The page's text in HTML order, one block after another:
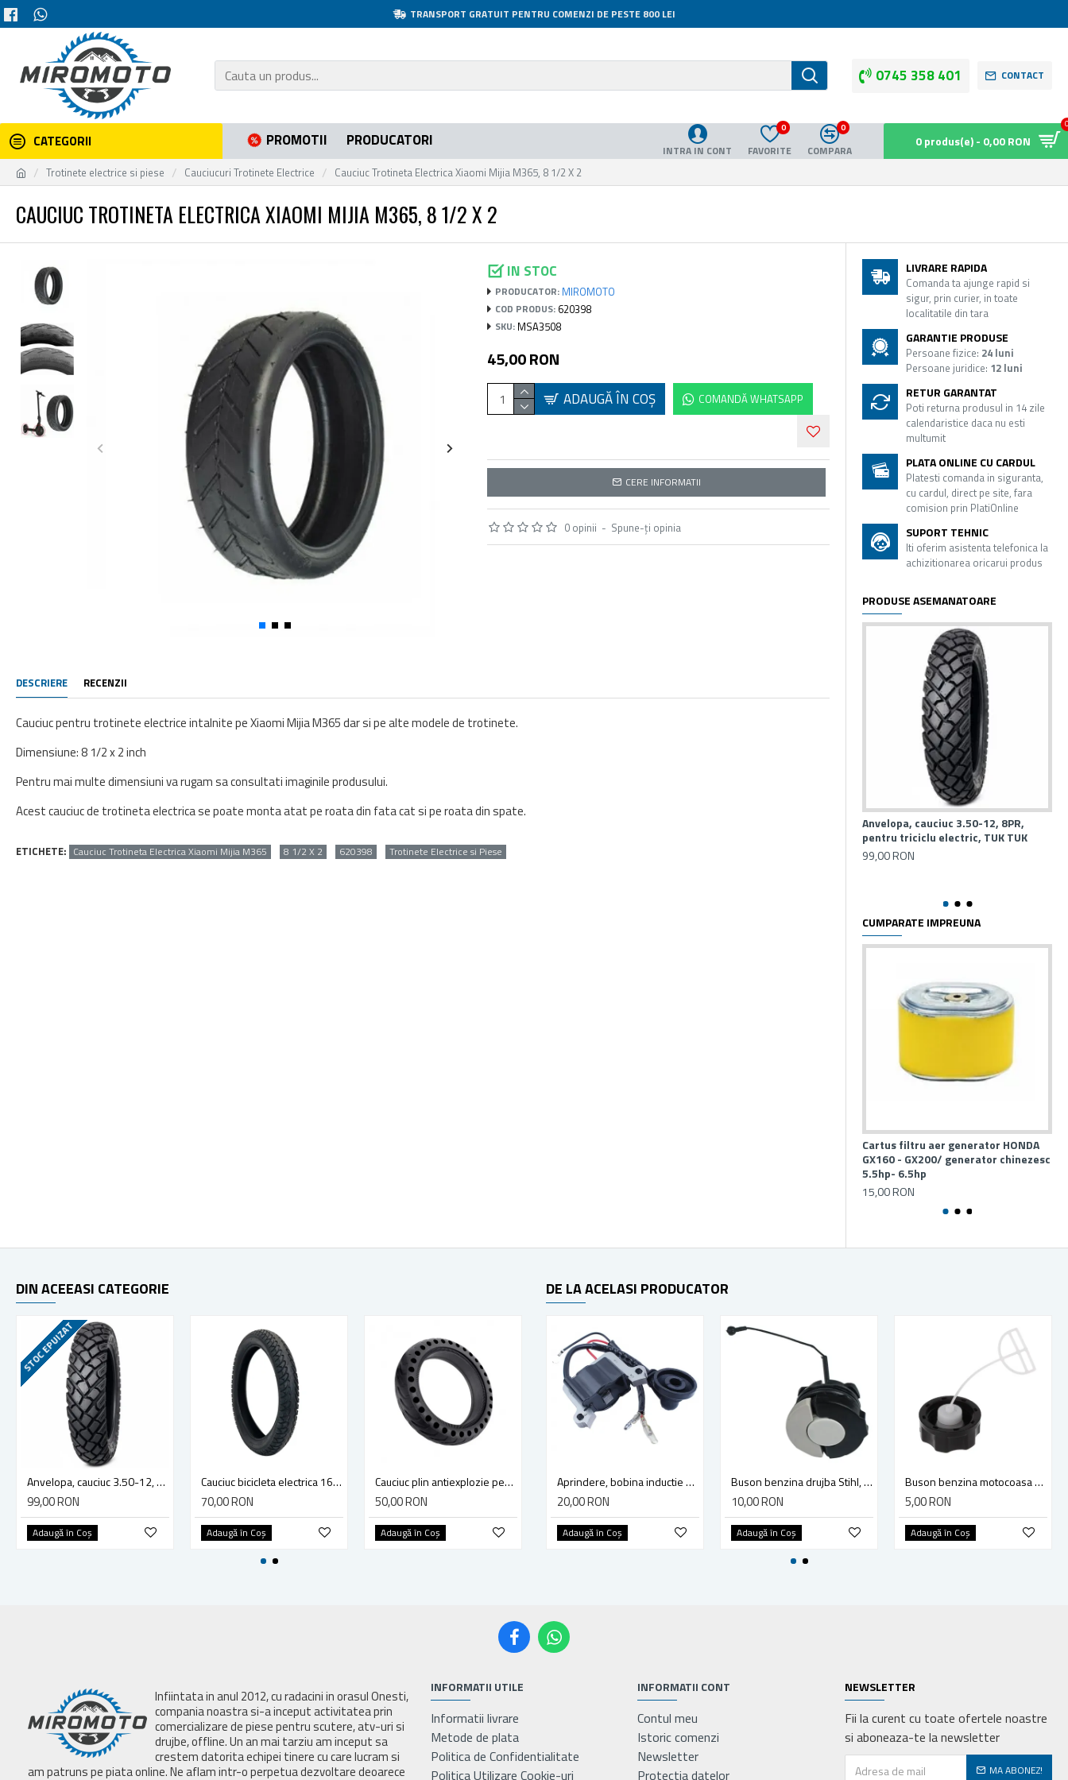
TRANSPORT GRATUIT PENTRU COMENZI DE PESTE 800 LEI
0745 358 401 CONTACT
CATEGORII PROMOTII PRODUCATORI
INTRA IN CONT FAVORITE
0
COMPARA
0
0 produs(e) - 0,00 RON
Trotinete electrice si piese Cauciucuri Trotinete Electrice Cauciuc Trotineta Electrica Xiaomi Mijia M365, 8 1/2 X 2
CAUCIUC TROTINETA ELECTRICA XIAOMI MIJIA M365, 8 1/2 X 2
IN STOC
PRODUCATOR: MIROMOTO
COD PRODUS: 620398
SKU: MSA3508
0 opinii - Spune-ţi opinia
45,00 RON
ADAUGĂ ÎN COŞ COMANDĂ WHATSAPP
CERE INFORMATII
DESCRIERE RECENZII
Cauciuc pentru trotinete electrice intalnite pe Xiaomi Mijia M365 dar si pe alte modele de trotinete.
Dimensiune: 8 1/2 x 2 inch
Pentru mai multe dimensiuni va rugam sa consultati imaginile produsului.
Acest cauciuc de trotineta electrica se poate monta atat pe roata din fata cat si pe roata din spate.
ETICHETE: Cauciuc Trotineta Electrica Xiaomi Mijia M365 8 1/2 X 2 620398 Trotinete Electrice si Piese
LIVRARE RAPIDA
Comanda ta ajunge rapid si
sigur, prin curier, in toate
localitatile din tara
GARANTIE PRODUSE
Persoane fizice: 24 luni
Persoane juridice: 12 luni
RETUR GARANTAT
Poti returna produsul in 14 zile
calendaristice daca nu esti
multumit
PLATA ONLINE CU CARDUL
Platesti comanda in siguranta,
cu cardul, direct pe site, fara
comision prin PlatiOnline
SUPORT TEHNIC
Iti oferim asistenta telefonica la
achizitionarea oricarui produs
PRODUSE ASEMANATOARE
Anvelopa, cauciuc 3.50-12, 8PR,
pentru triciclu electric, TUK TUK
99,00 RON
CUMPARATE IMPREUNA
Cartus filtru aer generator HONDA
GX160 - GX200/ generator chinezesc
5.5hp- 6.5hp
15,00 RON
DIN ACEEASI CATEGORIE
STOC EPUIZAT
Anvelopa, cauciuc 3.50-12, 8PR, pentru triciclu electric, TUK TUK
99,00 RON
Adaugă în Coş
Cauciuc bicicleta electrica 16x2.50, (62-305), Vee Rubber VRB317
70,00 RON
Adaugă în Coş
Cauciuc plin antiexplozie pentru Trotineta Electrica 8.50x2" Xiaomi Mijia M365/ M365 Pro/ 1S / Pro 2/ Mi 3
50,00 RON
Adaugă în Coş
Cauciuc plin antiexplozie pentru trotineta electrica 8.50x2" Xiaomi Mijia M365/ M365 Pro/ 1S / Pro 2/ Mi 3 (Model 2)
39,00 RON
Adaugă în Coş
STOC EPUIZAT
Cauciuc plin antiexplozie pentru Trotineta Electrica 8.5x2-6.1 (230 x 50) Xiaomi M365 Pro Pro2 Mi3 1s - Model Tricolor
55,00 RON
Adaugă în Coş
DE LA ACELASI PRODUCATOR
Aprindere, bobina inductie motocoasa chinezeasca TL43 TL 52, Ruris Dac 210, Dac 310
20,00 RON
Adaugă în Coş
Buson benzina drujba Stihl, model cu clapeta
10,00 RON
Adaugă în Coş
Buson benzina motocoasa TL43/52
5,00 RON
Adaugă în Coş
Infiintata in anul 2012, cu radacini in orasul Onesti,
compania noastra si-a inceput activitatea prin
comercializare de piese pentru scutere, atv-uri si
drujbe, offline. Un an mai tarziu am inceput sa
crestem datorita echipei tinere cu care lucram si
am patruns pe piata online. Ne aflam intr-o perpetua dezvoltare deoarece
INFORMATII UTILE
Informatii livrare
Metode de plata
Politica de Confidentialitate
Politica Utilizare Cookie-uri
INFORMATII CONT
Contul meu
Istoric comenzi
Newsletter
Protectia datelor
NEWSLETTER
Fii la curent cu toate ofertele noastre
si aboneaza-te la newsletter
MA ABONEZ!